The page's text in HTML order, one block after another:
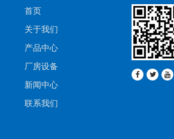
首页
关于我们
产品中心
厂房设备
新闻中心
联系我们